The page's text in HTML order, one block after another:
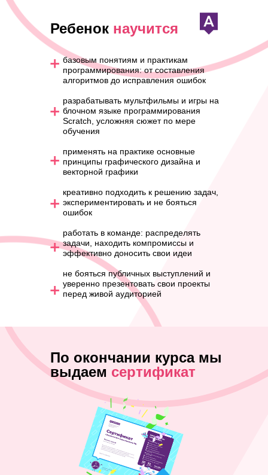
Ребенок научится
базовым понятиям и практикам
программирования: от составления
алгоритмов до исправления ошибок
разрабатывать мультфильмы и игры на
блочном языке программирования
Scratch, усложняя сюжет по мере
обучения
применять на практике основные
принципы графического дизайна и
векторной графики
креативно подходить к решению задач,
экспериментировать и не бояться
ошибок
работать в команде: распределять
задачи, находить компромиссы и
эффективно доносить свои идеи
не бояться публичных выступлений и
уверенно презентовать свои проекты
перед живой аудиторией
По окончании курса мы
выдаем сертификат